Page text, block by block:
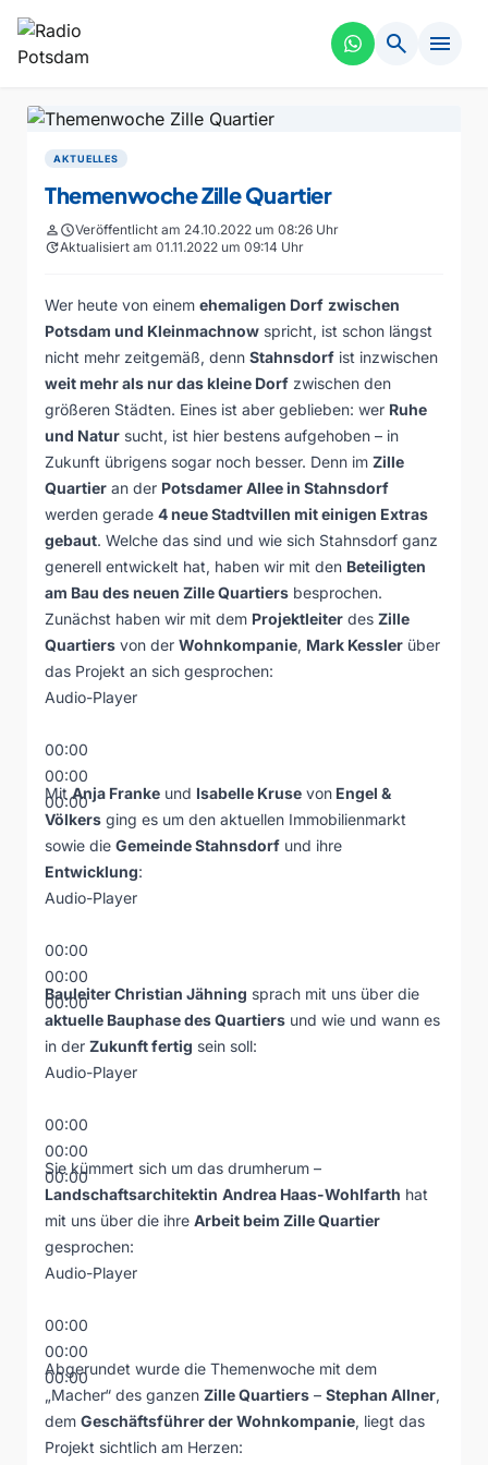
search menu
AKTUELLES
Themenwoche Zille Quartier
personscheduleVeröffentlicht am 24.10.2022 um 08:26 Uhr
updateAktualisiert am 01.11.2022 um 09:14 Uhr
Wer heute von einem ehemaligen Dorf zwischen
Potsdam und Kleinmachnow spricht, ist schon längst
nicht mehr zeitgemäß, denn Stahnsdorf ist inzwischen
weit mehr als nur das kleine Dorf zwischen den
größeren Städten. Eines ist aber geblieben: wer Ruhe
und Natur sucht, ist hier bestens aufgehoben – in
Zukunft übrigens sogar noch besser. Denn im Zille
Quartier an der Potsdamer Allee in Stahnsdorf
werden gerade 4 neue Stadtvillen mit einigen Extras
gebaut. Welche das sind und wie sich Stahnsdorf ganz
generell entwickelt hat, haben wir mit den Beteiligten
am Bau des neuen Zille Quartiers besprochen.
Zunächst haben wir mit dem Projektleiter des Zille
Quartiers von der Wohnkompanie, Mark Kessler über
das Projekt an sich gesprochen:
Audio-Player
00:00
00:00
00:00
MitAnja Franke und Isabelle Kruse von Engel &
Völkers ging es um den aktuellen Immobilienmarkt
sowie die Gemeinde Stahnsdorf und ihre
Entwicklung:
Audio-Player
00:00
00:00
00:00
Bauleiter Christian Jähning sprach mit uns über die
aktuelle Bauphase des Quartiers und wie und wann es
in der Zukunft fertig sein soll:
Audio-Player
00:00
00:00
00:00
Sie kümmert sich um das drumherum –
Landschaftsarchitektin Andrea Haas-Wohlfarth hat
mit uns über die ihre Arbeit beim Zille Quartier
gesprochen:
Audio-Player
00:00
00:00
00:00
Abgerundet wurde die Themenwoche mit dem
„Macher“ des ganzen Zille Quartiers – Stephan Allner,
dem Geschäftsführer der Wohnkompanie, liegt das
Projekt sichtlich am Herzen: